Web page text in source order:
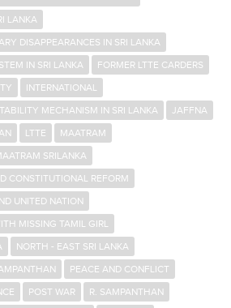
LANKA
DISAPPEARANCES IN SRI LANKA
IN SRI LANKA
FORMER LTTE CARDERS
INTERNATIONAL
MECHANISM IN SRI LANKA
JAFFNA
LTTE
MAATRAM
SRILANKA
CONSTITUTIONAL REFORM
UNITED NATION
MISSING TAMIL GIRL
NORTH - EAST SRI LANKA
PEACE AND CONFLICT
POST WAR
R. SAMPANTHAN